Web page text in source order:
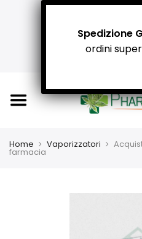
NEGOZI PADOVA:
Home Vaporizzatori
farmacia
Spedizione
ordini